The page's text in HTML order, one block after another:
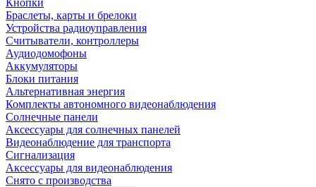
Кнопки
Браслеты, карты и брелоки
Устройства радиоуправления
Считыватели, контроллеры
Аудиодомофоны
Аккумуляторы
Блоки питания
Альтернативная энергия
Комплекты автономного видеонаблюдения
Солнечные панели
Аксессуары для солнечных панелей
Видеонаблюдение для транспорта
Сигнализация
Аксессуары для видеонаблюдения
Снято с производства